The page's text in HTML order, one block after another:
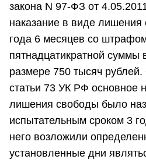
закона N 97-ФЗ от
наказание в виде
года 6 месяцев со
пятнадцатикратной суммы
размере 750 тысяч
статьи 73 УК РФ основное
лишения свободы было
испытательным сроком 3
него возложили
установленные дни